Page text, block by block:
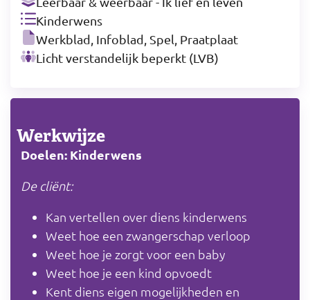
Kinderwens
Werkblad, Infoblad, Spel, Praatplaat
Licht verstandelijk beperkt (LVB)
Werkwijze
Doelen: Kinderwens
De cliënt:
Kan vertellen over diens kinderwens
Weet hoe een zwangerschap verloop
Weet hoe je zorgt voor een baby
Weet hoe je een kind opvoedt
Kent diens eigen mogelijkheden en